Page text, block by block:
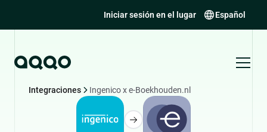
Iniciar sesión en el lugar Español
Integraciones Ingenico x e-Boekhouden.nl